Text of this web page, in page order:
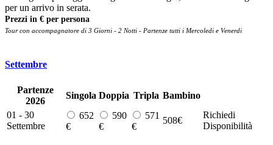
per un arrivo in serata.
Prezzi in € per persona
Tour con accompagnatore di 3 Giorni - 2 Notti - Partenze tutti i Mercoledi e Venerdi
Settembre
Partenze
2026
Singola Doppia Tripla Bambino
01 - 30
Settembre
652
€
590
€
571
€
508€
Richiedi
Disponibilità